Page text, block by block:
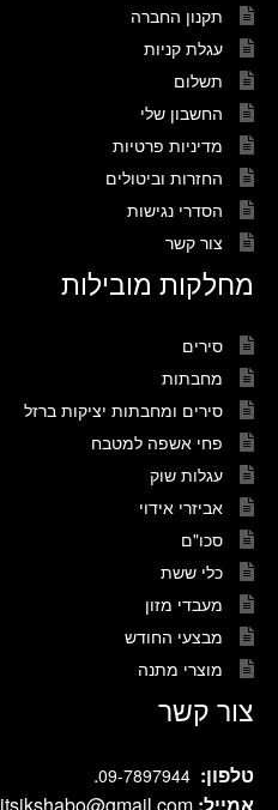
תקנון החברה
עגלת קניות
תשלום
החשבון שלי
מדיניות פרטיות
החזרות וביטולים
הסדרי נגישות
צור קשר
מחלקות מובילות
סירים
מחבתות
סירים ומחבתות יציקות ברזל
פחי אשפה למטבח
עגלות שוק
אביזרי אידוי
סכו"ם
כלי ששת
מעבדי מזון
מבצעי החודש
מוצרי מתנה
צור קשר
טלפון: 09-7897944
.